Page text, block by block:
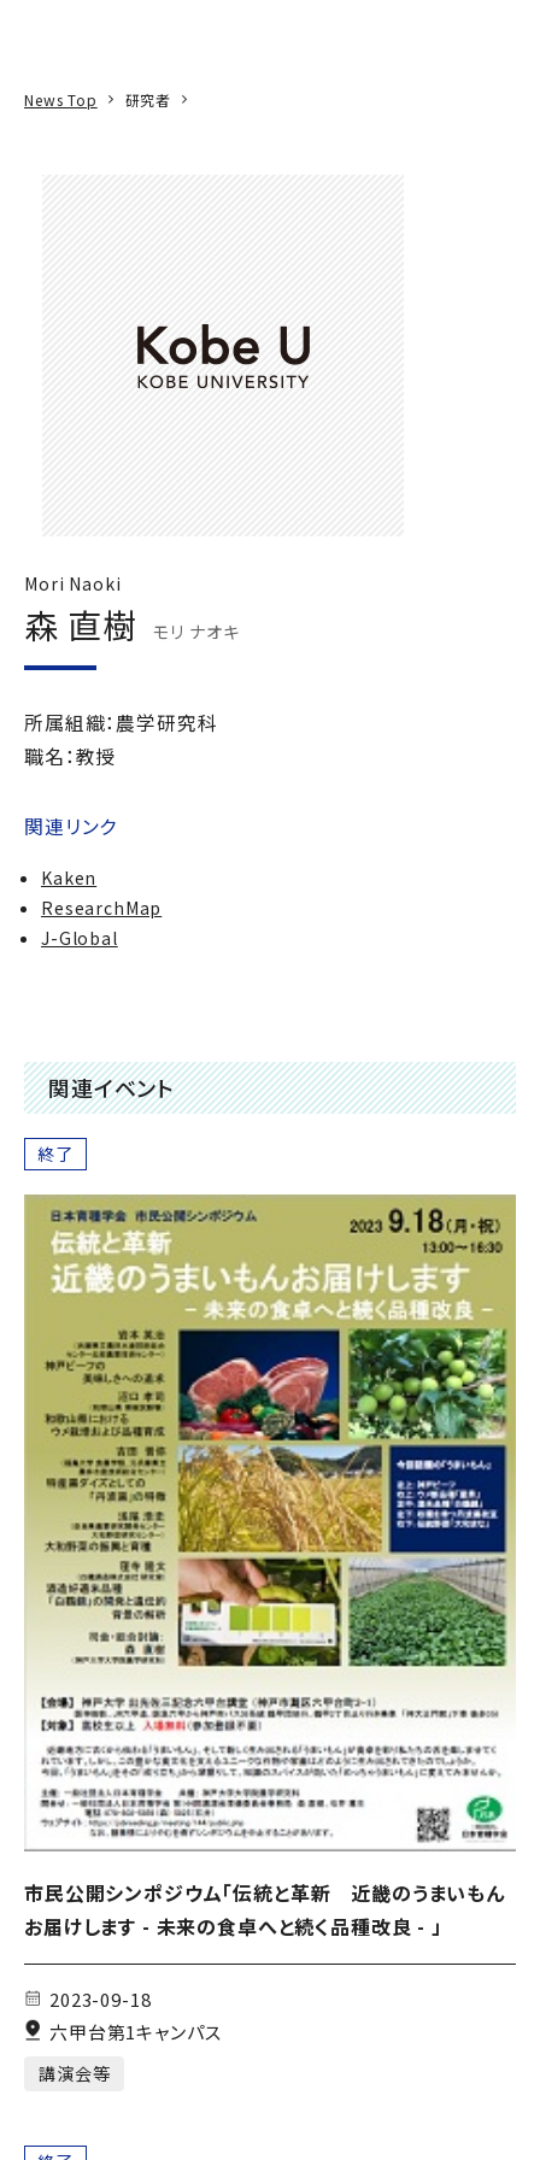
News Top 研究者
Mori Naoki
森 直樹 モリ ナオキ
所属組織：農学研究科
職名：教授
関連リンク
Kaken
ResearchMap
J-Global
関連イベント
終了
市民公開シンポジウム「伝統と革新 近畿のうまいもん
お届けします - 未来の食卓へと続く品種改良 - 」
2023-09-18
六甲台第1キャンパス
講演会等